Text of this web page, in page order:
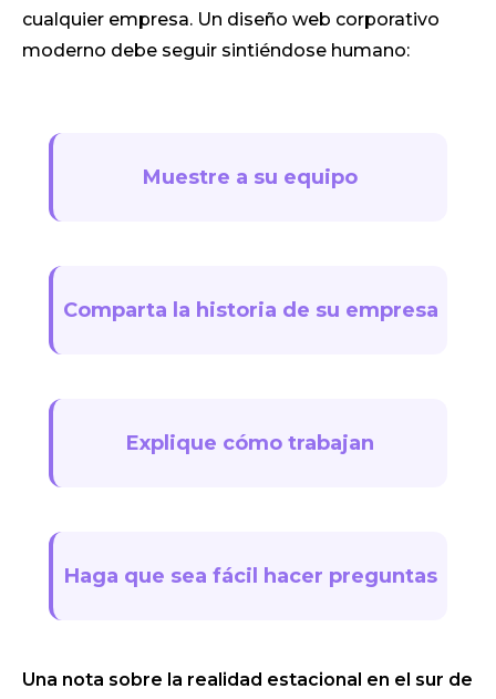
cualquier empresa. Un diseño web corporativo
moderno debe seguir sintiéndose humano:
Muestre a su equipo
Comparta la historia de su empresa
Explique cómo trabajan
Haga que sea fácil hacer preguntas
Una nota sobre la realidad estacional en el sur de